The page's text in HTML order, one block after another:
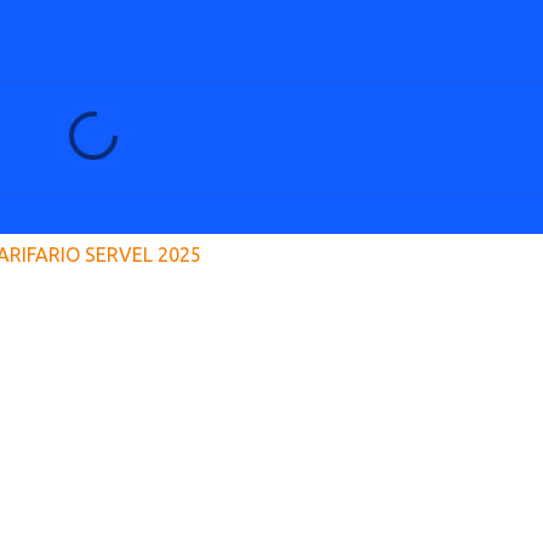
SERVEL 2025